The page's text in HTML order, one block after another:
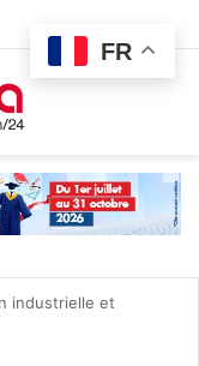
industrielle et
FR